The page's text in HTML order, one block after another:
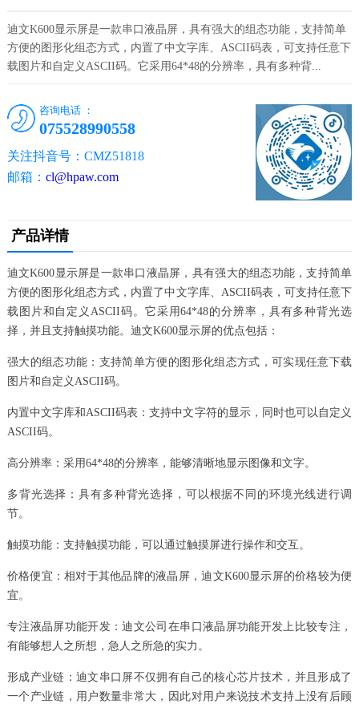
迪文K600显示屏是一款串口液晶屏，具有强大的组态功能，支持简单
方便的图形化组态方式，内置了中文字库、ASCII码表，可支持任意下
载图片和自定义ASCII码。它采用64*48的分辨率，具有多种背...
咨询电话 ：
075528990558
关注抖音号：CMZ51818
邮箱： cl@hpaw.com
产品详情
迪文K600显示屏是一款串口液晶屏，具有强大的组态功能，支持简单
方便的图形化组态方式，内置了中文字库、ASCII码表，可支持任意下
载图片和自定义ASCII码。它采用64*48的分辨率，具有多种背光选
择，并且支持触摸功能。迪文K600显示屏的优点包括：
强大的组态功能：支持简单方便的图形化组态方式，可实现任意下载
图片和自定义ASCII码。
内置中文字库和ASCII码表：支持中文字符的显示，同时也可以自定义
ASCII码。
高分辨率：采用64*48的分辨率，能够清晰地显示图像和文字。
多背光选择：具有多种背光选择，可以根据不同的环境光线进行调
节。
触摸功能：支持触摸功能，可以通过触摸屏进行操作和交互。
价格便宜：相对于其他品牌的液晶屏，迪文K600显示屏的价格较为便
宜。
专注液晶屏功能开发：迪文公司在串口液晶屏功能开发上比较专注，
有能够想人之所想，急人之所急的实力。
形成产业链：迪文串口屏不仅拥有自己的核心芯片技术，并且形成了
一个产业链，用户数量非常大，因此对用户来说技术支持上没有后顾